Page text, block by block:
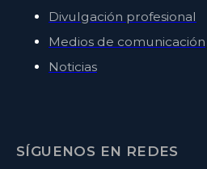
Divulgación profesional
Medios de comunicación
Noticias
SÍGUENOS EN REDES